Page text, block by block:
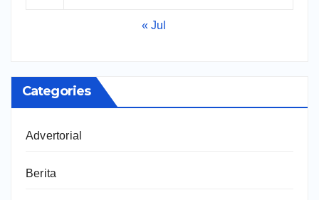
« Jul
Categories
Advertorial
Berita